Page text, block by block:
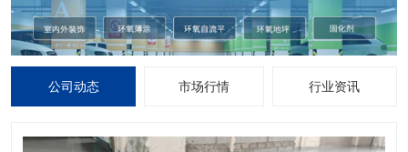
公司动态 市场行情 行业资讯